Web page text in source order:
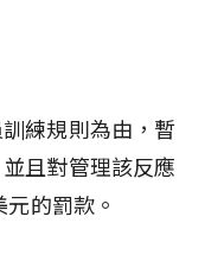
練規則為由，暫
且對管理該反應
的罰款。